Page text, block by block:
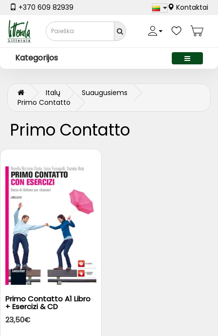
+370 609 82939 Kontaktai
Kategorijos
Italų
Suaugusiems
Primo Contatto
Primo Contatto
Primo Contatto A1 Libro
+ Esercizi & CD
23,50€